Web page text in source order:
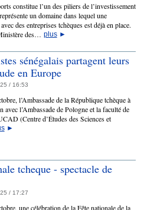
constitue l’un des piliers de l’investissement
un domaine dans lequel une
des entreprises tchèques est déjà en place.
des… plus►
sénégalais partagent leurs
en Europe
/ 16:53
l’Ambassade de la République tchèque à
avec l’Ambassade de Pologne et la faculté de
(Centre d’Études des Sciences et
►
tcheque - spectacle de
/ 17:27
une célébration de la Fête nationale de la